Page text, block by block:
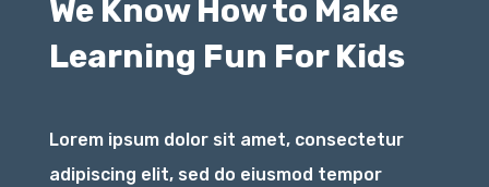
We Know How to Make
Learning Fun For Kids
Lorem ipsum dolor sit amet, consectetur
adipiscing elit, sed do eiusmod tempor